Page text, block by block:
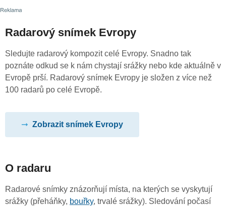
Radarový snímek Evropy
Sledujte radarový kompozit celé Evropy. Snadno tak
poznáte odkud se k nám chystají srážky nebo kde aktuálně v
Evropě prší. Radarový snímek Evropy je složen z více než
100 radarů po celé Evropě.
Zobrazit snímek Evropy
O radaru
Radarové snímky znázorňují místa, na kterých se vyskytují
srážky (přeháňky, bouřky, trvalé srážky). Sledování počasí